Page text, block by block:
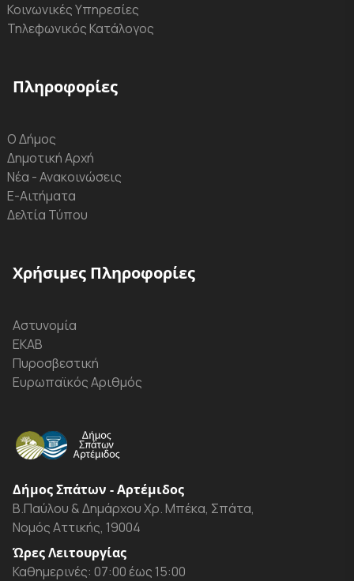
Κοινωνικές Υπηρεσίες
Τηλεφωνικός Κατάλογος
Πληροφορίες
Ο Δήμος
Δημοτική Αρχή
Νέα - Ανακοινώσεις
Ε-Αιτήματα
Δελτία Τύπου
Χρήσιμες Πληροφορίες
Αστυνομία
ΕΚΑΒ
Πυροσβεστική
Ευρωπαϊκός Αριθμός
Δήμος Σπάτων - Αρτέμιδος
Β.Παύλου & Δημάρχου Χρ. Μπέκα, Σπάτα,
Νομός Αττικής, 19004
Ώρες Λειτουργίας
Καθημερινές: 07:00 έως 15:00